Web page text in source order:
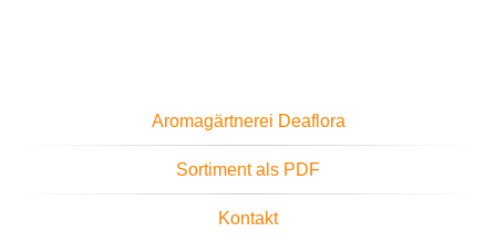
Aromagärtnerei Deaflora
Sortiment als PDF
Kontakt